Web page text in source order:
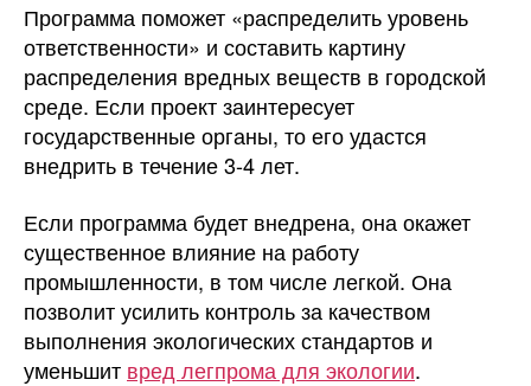
Программа поможет «распределить уровень
ответственности» и составить картину
распределения вредных веществ в городской
среде. Если проект заинтересует
государственные органы, то его удастся
внедрить в течение 3-4 лет.
Если программа будет внедрена, она окажет
существенное влияние на работу
промышленности, в том числе легкой. Она
позволит усилить контроль за качеством
выполнения экологических стандартов и
уменьшит вред легпрома для экологии.